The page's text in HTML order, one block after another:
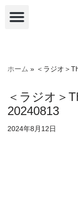
ツ
ス
キ
ホーム » ＜ラジオ＞
＜ラジオ＞
20240813
2024年8月12日